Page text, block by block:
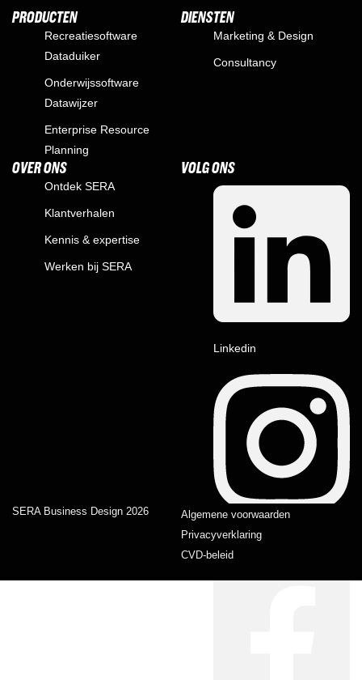
PRODUCTEN
Recreatiesoftware
Dataduiker
Onderwijssoftware
Datawijzer
Enterprise Resource
Planning
DIENSTEN
Marketing & Design
Consultancy
OVER ONS
Ontdek SERA
Klantverhalen
Kennis & expertise
Werken bij SERA
VOLG ONS
Linkedin
Instagram
SERA Business Design 2026
Algemene voorwaarden
Privacyverklaring
CVD-beleid